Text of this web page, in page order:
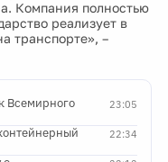
Компания полностью
реализует в
транспорте», –
23:05
Всемирного
22:34